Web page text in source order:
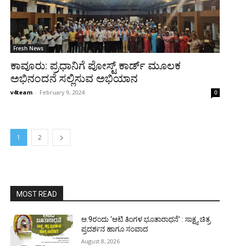
Fresh News
ಕಾವೂರು: ಪ್ರಧಾನಿಗೆ ಪೋಸ್ಟ್ ಕಾರ್ಡ್ ಮೂಲಕ
ಅಭಿನಂದನೆ ಸಲ್ಲಿಸುವ ಅಭಿಯಾನ
v4team - February 9, 2024 0
1 2
MOST READ
ಆ.9ರಂದು ‘ಆಟಿ ತಿಂಗಳ ಭೂತಾರಾಧನೆ’ : ಸಾಕ್ಷ್ಯ ಚಿತ್ರ
ಪ್ರದರ್ಶನ ಹಾಗೂ ಸಂವಾದ
August 8, 2026